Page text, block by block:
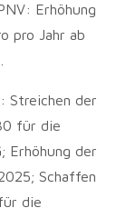
Erhöhung
pro Jahr ab
Streichen der
für die
Erhöhung der
Schaffen
die